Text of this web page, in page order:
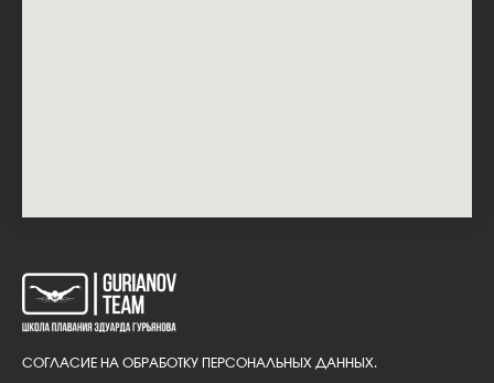
СОГЛАСИЕ НА ОБРАБОТКУ ПЕРСОНАЛЬНЫХ ДАННЫХ.